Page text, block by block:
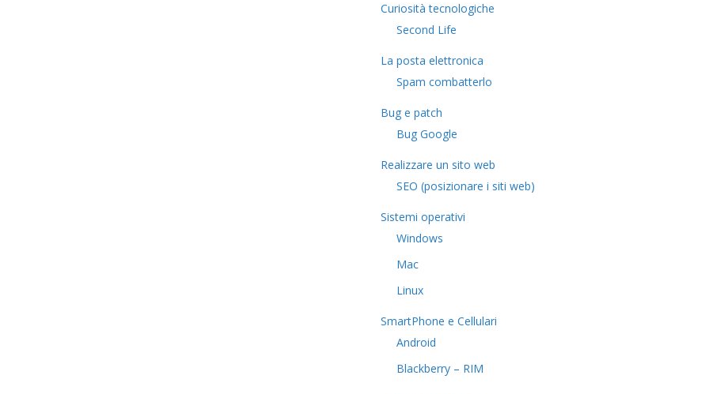
Curiosità tecnologiche
​Second Life
La posta elettronica
Spam combatterlo
Bug e patch
Bug Google
Realizzare un sito web
SEO (posizionare i siti web)
Sistemi operativi
Windows
Mac
Linux
SmartPhone e Cellulari
Android
Blackberry – RIM